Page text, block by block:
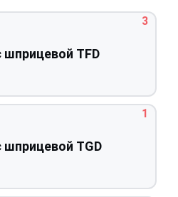
шприцевой TFD
3
шприцевой TGD
1